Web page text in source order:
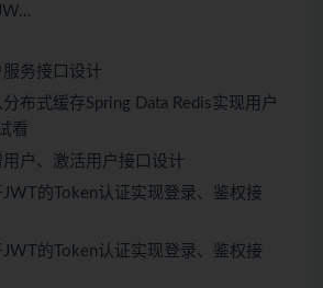
务接口设计
布式缓存Spring Data Redis实现用户
看
户、激活用户接口设计
的Token认证实现登录、鉴权接
的Token认证实现登录、鉴权接